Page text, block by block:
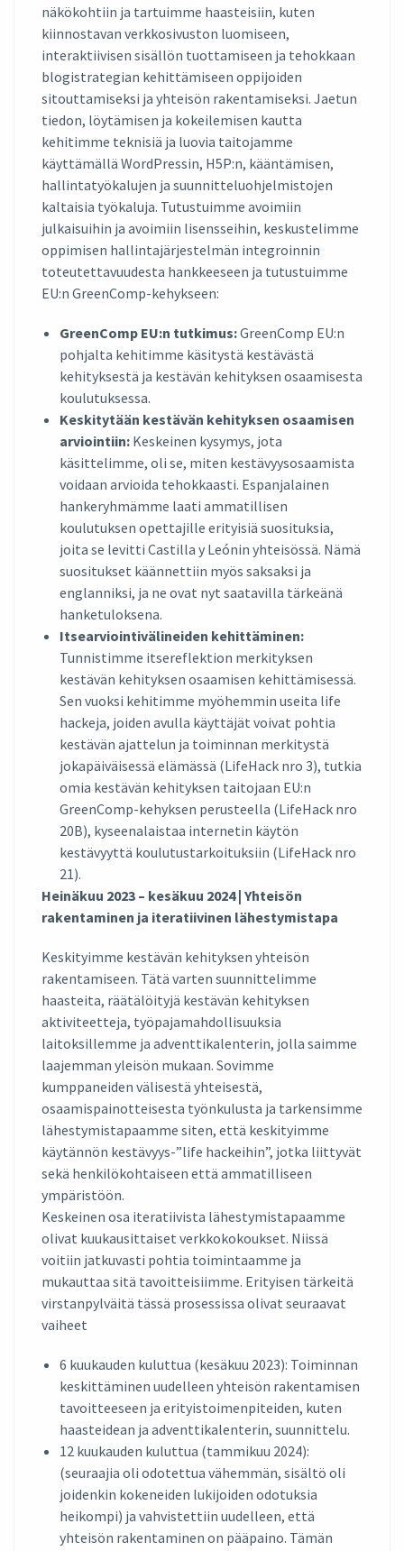
näkökohtiin ja tartuimme haasteisiin, kuten
kiinnostavan verkkosivuston luomiseen,
interaktiivisen sisällön tuottamiseen ja tehokkaan
blogistrategian kehittämiseen oppijoiden
sitouttamiseksi ja yhteisön rakentamiseksi. Jaetun
tiedon, löytämisen ja kokeilemisen kautta
kehitimme teknisiä ja luovia taitojamme
käyttämällä WordPressin, H5P:n, kääntämisen,
hallintatyökalujen ja suunnitteluohjelmistojen
kaltaisia työkaluja. Tutustuimme avoimiin
julkaisuihin ja avoimiin lisensseihin, keskustelimme
oppimisen hallintajärjestelmän integroinnin
toteutettavuudesta hankkeeseen ja tutustuimme
EU:n GreenComp-kehykseen:
GreenComp EU:n tutkimus:GreenComp EU:n
pohjalta kehitimme käsitystä kestävästä
kehityksestä ja kestävän kehityksen osaamisesta
koulutuksessa.
Keskitytään kestävän kehityksen osaamisen
arviointiin: Keskeinen kysymys, jota
käsittelimme, oli se, miten kestävyysosaamista
voidaan arvioida tehokkaasti. Espanjalainen
hankeryhmämme laati ammatillisen
koulutuksen opettajille erityisiä suosituksia,
joita se levitti Castilla y Leónin yhteisössä. Nämä
suositukset käännettiin myös saksaksi ja
englanniksi, ja ne ovat nyt saatavilla tärkeänä
hanketuloksena.
Itsearviointivälineiden kehittäminen:
Tunnistimme itsereflektion merkityksen
kestävän kehityksen osaamisen kehittämisessä.
Sen vuoksi kehitimme myöhemmin useita life
hackeja, joiden avulla käyttäjät voivat pohtia
kestävän ajattelun ja toiminnan merkitystä
jokapäiväisessä elämässä (LifeHack nro 3), tutkia
omia kestävän kehityksen taitojaan EU:n
GreenComp-kehyksen perusteella (LifeHack nro
20B), kyseenalaistaa internetin käytön
kestävyyttä koulutustarkoituksiin (LifeHack nro
21).
Heinäkuu 2023 – kesäkuu 2024 | Yhteisön
rakentaminen ja iteratiivinen lähestymistapa
Keskityimme kestävän kehityksen yhteisön
rakentamiseen. Tätä varten suunnittelimme
haasteita, räätälöityjä kestävän kehityksen
aktiviteetteja, työpajamahdollisuuksia
laitoksillemme ja adventtikalenterin, jolla saimme
laajemman yleisön mukaan. Sovimme
kumppaneiden välisestä yhteisestä,
osaamispainotteisesta työnkulusta ja tarkensimme
lähestymistapaamme siten, että keskityimme
käytännön kestävyys-”life hackeihin”, jotka liittyvät
sekä henkilökohtaiseen että ammatilliseen
ympäristöön.
Keskeinen osa iteratiivista lähestymistapaamme
olivat kuukausittaiset verkkokokoukset. Niissä
voitiin jatkuvasti pohtia toimintaamme ja
mukauttaa sitä tavoitteisiimme. Erityisen tärkeitä
virstanpylväitä tässä prosessissa olivat seuraavat
vaiheet
6 kuukauden kuluttua (kesäkuu 2023): Toiminnan
keskittäminen uudelleen yhteisön rakentamisen
tavoitteeseen ja erityistoimenpiteiden, kuten
haasteidean ja adventtikalenterin, suunnittelu.
12 kuukauden kuluttua (tammikuu 2024):
(seuraajia oli odotettua vähemmän, sisältö oli
joidenkin kokeneiden lukijoiden odotuksia
heikompi) ja vahvistettiin uudelleen, että
yhteisön rakentaminen on pääpaino. Tämän